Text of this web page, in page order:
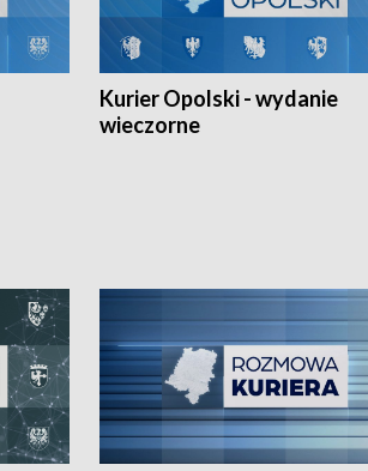
Kurier Opolski - wydanie
wieczorne